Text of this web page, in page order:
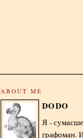
ABOUT ME
DODO
Я -
графоман.